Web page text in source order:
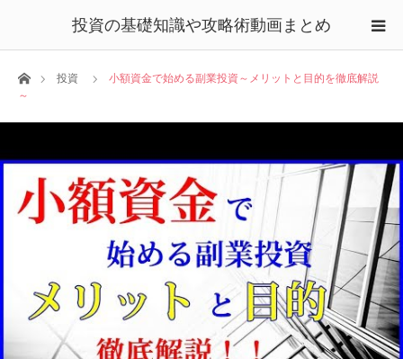
投資の基礎知識や攻略術動画まとめ
ホーム投資
小額資金で始める副業投資～メリットと目的を徹底解説
～